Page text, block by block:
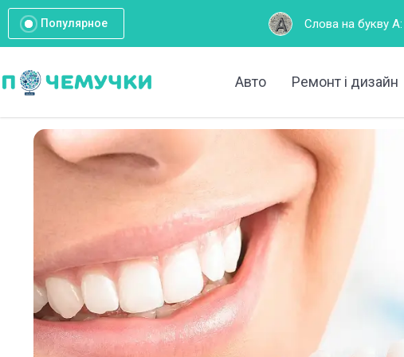
Популярное Слова на букву А: Повний список для
Авто Ремонт і дизайн